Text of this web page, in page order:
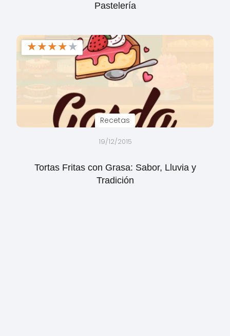
Pastelería
★★★★★
Recetas
19/12/2015
Tortas Fritas con Grasa: Sabor, Lluvia y
Tradición